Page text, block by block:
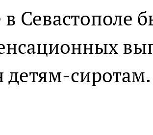
в Севастополе
детям-сиротам.